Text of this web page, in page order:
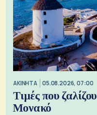
ΑΚΙΝΗΤΑ 05.08.2026, 07:00
Τιμές που
Μονακό